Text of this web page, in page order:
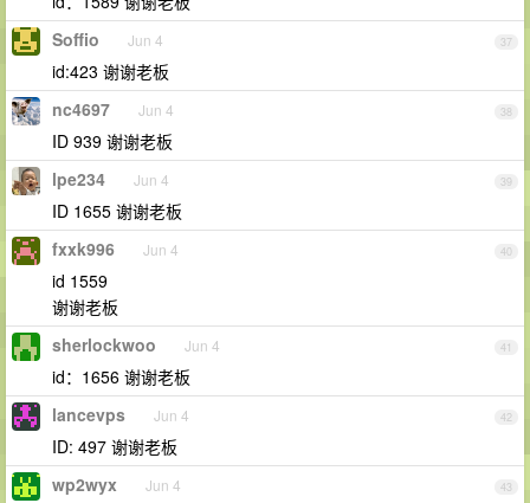
37
Soffio Jun 4
id:423 谢谢老板
38
nc4697 Jun 4
ID 939 谢谢老板
39
lpe234 Jun 4
ID 1655 谢谢老板
40
fxxk996 Jun 4
id 1559
谢谢老板
41
sherlockwoo Jun 4
id：1656 谢谢老板
42
lancevps Jun 4
ID: 497 谢谢老板
43
wp2wyx Jun 4